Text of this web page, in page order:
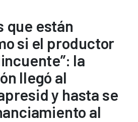
que están
si el productor
la
llegó al
y hasta se
al